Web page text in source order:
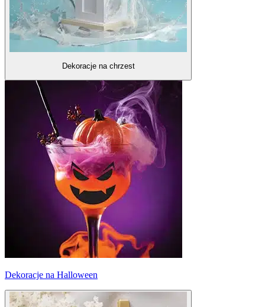
Dekoracje na chrzest
Dekoracje na Halloween